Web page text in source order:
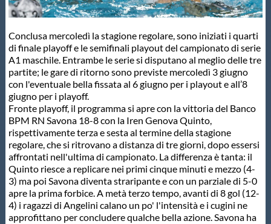
GUG
Scuole Nuoto
Propaganda
Centri Federali
Area Legislativa
Protezione Civile
Conclusa mercoledì la stagione regolare, sono iniziati i quarti
di finale playoff e le semifinali playout del campionato di serie
A1 maschile. Entrambe le serie si disputano al meglio delle tre
partite; le gare di ritorno sono previste mercoledì 3 giugno
con l'eventuale bella fissata al 6 giugno per i playout e all’8
giugno per i playoff.
Fronte playoff, il programma si apre con la vittoria del Banco
BPM RN Savona 18-8 con la Iren Genova Quinto,
rispettivamente terza e sesta al termine della stagione
regolare, che si ritrovano a distanza di tre giorni, dopo essersi
affrontati nell'ultima di campionato. La differenza è tanta: il
Quinto riesce a replicare nei primi cinque minuti e mezzo (4-
3) ma poi Savona diventa straripante e con un parziale di 5-0
apre la prima forbice. A metà terzo tempo, avanti di 8 gol (12-
4) i ragazzi di Angelini calano un po' l'intensità e i cugini ne
approfittano per concludere qualche bella azione. Savona ha